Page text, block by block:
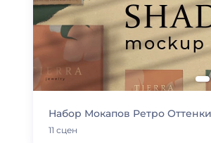
Набор Мокапов Ретро Оттенки
11 сцен